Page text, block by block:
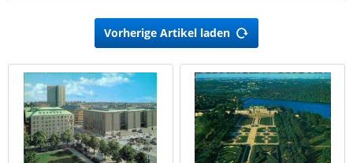
Vorherige Artikel laden